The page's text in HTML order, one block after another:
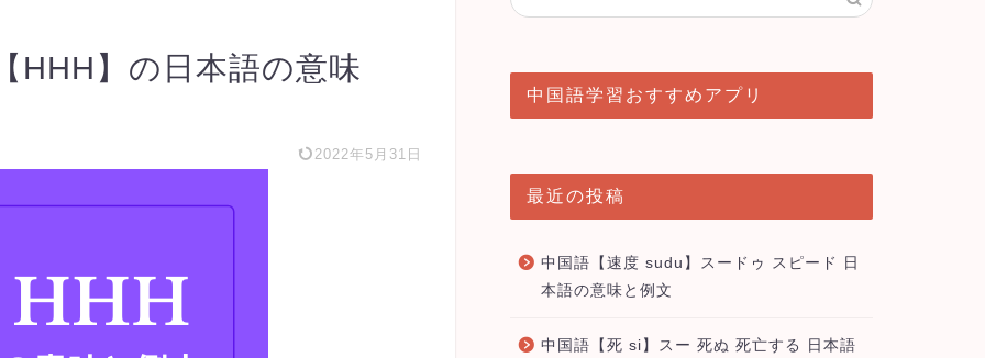
HHH】の日本語の意味
2022年5月31日
中国語学習おすすめアプリ
最近の投稿
中国語【速度 sudu】スードゥ スピード 日
本語の意味と例文
中国語【死 si】スー 死ぬ 死亡する 日本語